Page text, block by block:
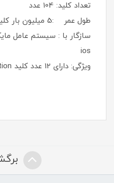
تعداد کلید: 104 عدد
طول عمر :5 میلیون بار کلیک
سازگار با : سیستم عامل
ios
ویژگی: دارای 12 عدد کلید Function